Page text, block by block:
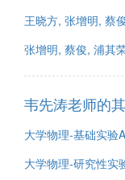
王晓方, 张增明, 蔡
张增明, 蔡俊, 浦其
韦先涛老师的
大学物理-基础实验A
大学物理-研究性实